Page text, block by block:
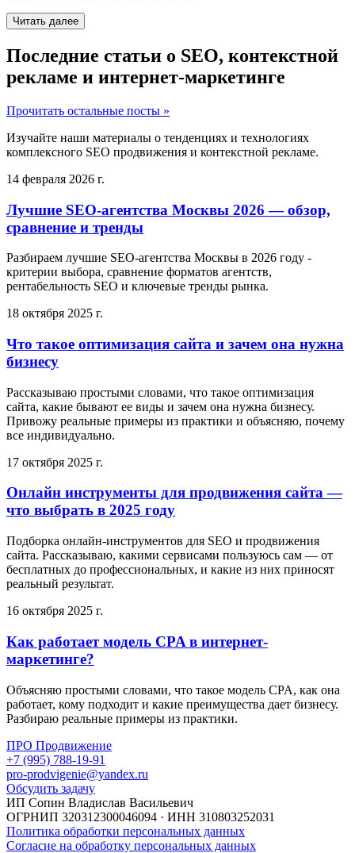
Читать далее
Последние статьи о SEO, контекстной
рекламе и интернет-маркетинге
Прочитать остальные посты »
Изучайте наши материалы о тенденциях и технологиях
комплексного SEO продвижения и контекстной рекламе.
14 февраля 2026 г.
Лучшие SEO-агентства Москвы 2026 — обзор,
сравнение и тренды
Разбираем лучшие SEO-агентства Москвы в 2026 году -
критерии выбора, сравнение форматов агентств,
рентабельность SEO и ключевые тренды рынка.
18 октября 2025 г.
Что такое оптимизация сайта и зачем она нужна
бизнесу
Рассказываю простыми словами, что такое оптимизация
сайта, какие бывают ее виды и зачем она нужна бизнесу.
Привожу реальные примеры из практики и объясняю, почему
все индивидуально.
17 октября 2025 г.
Онлайн инструменты для продвижения сайта —
что выбрать в 2025 году
Подборка онлайн-инструментов для SEO и продвижения
сайта. Рассказываю, какими сервисами пользуюсь сам — от
бесплатных до профессиональных, и какие из них приносят
реальный результат.
16 октября 2025 г.
Как работает модель CPA в интернет-
маркетинге?
Объясняю простыми словами, что такое модель CPA, как она
работает, кому подходит и какие преимущества дает бизнесу.
Разбираю реальные примеры из практики.
ПРО Продвижение
+7 (995) 788-19-91
pro-prodvigenie@yandex.ru
Обсудить задачу
ИП Сопин Владислав Васильевич
ОГРНИП 320312300046094 · ИНН 310803252031
Политика обработки персональных данных
Согласие на обработку персональных данных